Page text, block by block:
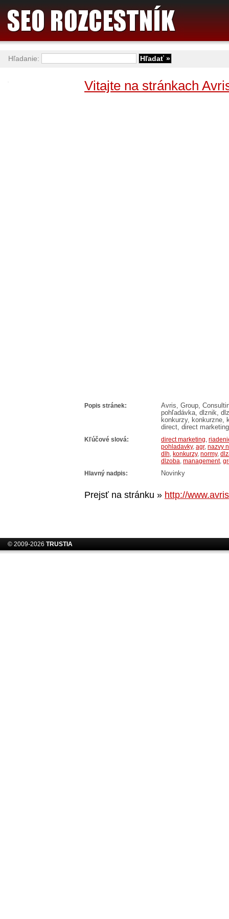
Vitajte na stránkach
Popis stránek:
Avris, Group,
pohľadávka, dlznik,
konkurzy, konkurzne,
direct, direct
Kľúčové slová:
direct marketing,
pohladavky, agr, nazvy
dlh, konkurzy, normy,
dlzoba, management,
Hlavný nadpis:
Novinky
Prejsť na stránku » http://
Hľadanie:
© 2009-2026 TRUSTIA